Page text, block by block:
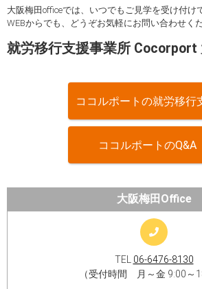
大阪梅田officeでは、いつでもご見学を受け付け
WEBからでも、どうぞお気軽にお問い合わせく
就労移行支援事業所 Cocorport
ココルポートの就労移行
ココルポートのQ&A
大阪梅田Office
TEL 06-6476-8130
（受付時間 月～金 9:00～